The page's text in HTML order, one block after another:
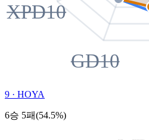
GD10
XPD10
9 · HOYA
6승 5패(54.5%)